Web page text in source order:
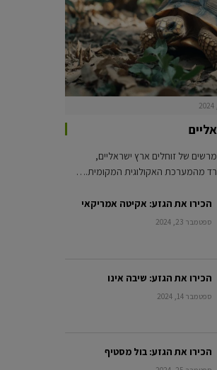
של זוחלים ארץ ישראליים,
מהמערכת האקולוגית המקומית.…
הכירו את הגזע: אקיטה אמריקאי
ספטמבר 23, 2024
הכירו את הגזע: שיבה אינו
ספטמבר 14, 2024
הכירו את הגזע: בול מסטיף